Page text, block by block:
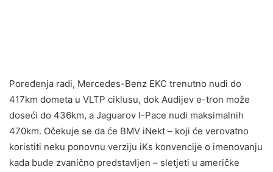
Poređenja radi, Mercedes-Benz EKC trenutno nudi do
417km dometa u VLTP ciklusu, dok Audijev e-tron može
doseći do 436km, a Jaguarov I-Pace nudi maksimalnih
470km. Očekuje se da će BMV iNekt – koji će verovatno
koristiti neku ponovnu verziju iKs konvencije o imenovanju
kada bude zvanično predstavljen – sletjeti u američke